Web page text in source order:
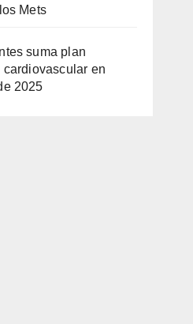
Mets
suma plan
cardiovascular en
2025